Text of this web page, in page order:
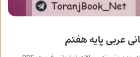
عربی پایه هفتم